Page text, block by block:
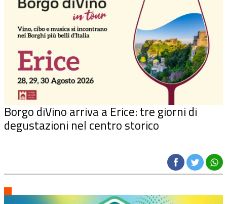
Borgo diVino arriva a Erice: tre giorni di
degustazioni nel centro storico